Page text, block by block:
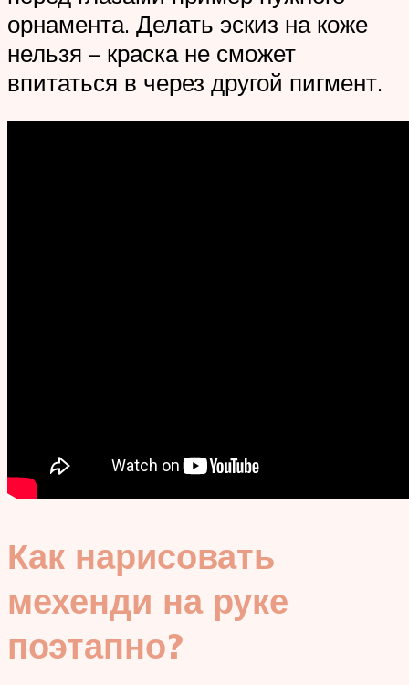
орнамента. Делать эскиз на коже
нельзя – краска не сможет
впитаться в через другой пигмент.
Как нарисовать
мехенди на руке
поэтапно?